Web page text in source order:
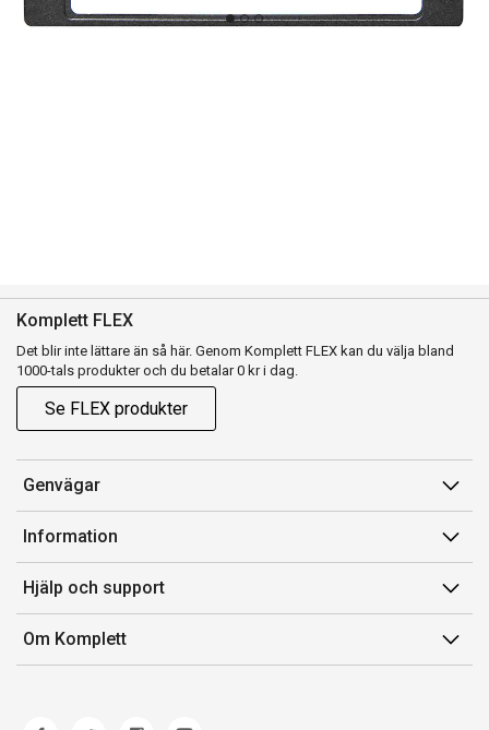
Komplett FLEX
Det blir inte lättare än så här. Genom Komplett FLEX kan du välja bland
1000-tals produkter och du betalar 0 kr i dag.
Se FLEX produkter
Genvägar
Konto
Orderhistorik
Presentkort
Komplett Club
Information
Försäljningsvillkor
Medlemsvillkor for Komplett Club
Lediga tjänster
Hjälp och support
Kontakta oss
Kundservice
Om Komplett